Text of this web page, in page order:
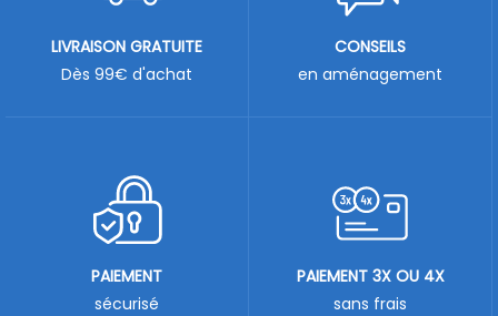
LIVRAISON GRATUITE
Dès 99€ d'achat
CONSEILS
en aménagement
PAIEMENT
sécurisé
PAIEMENT 3X OU 4X
sans frais